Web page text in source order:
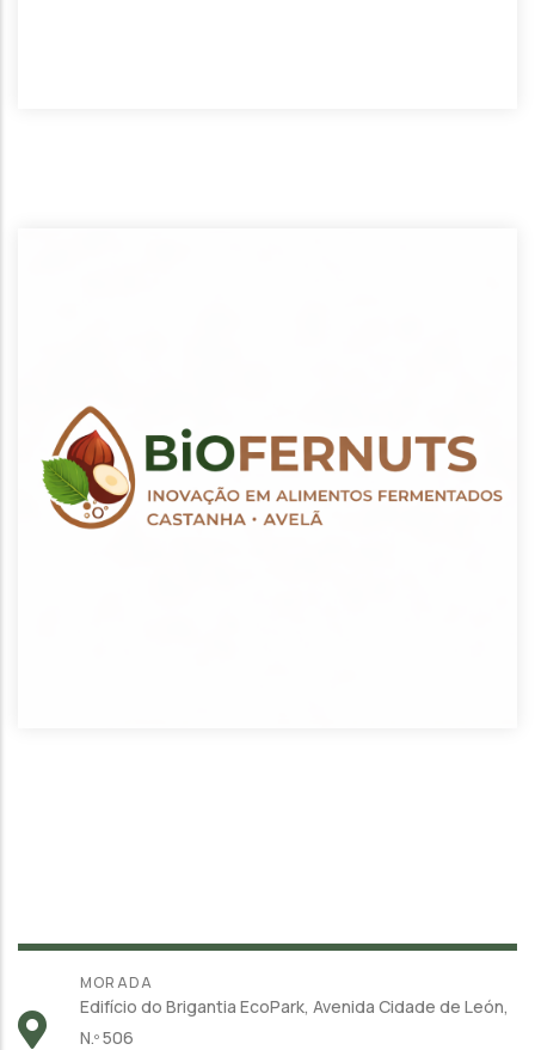
MORADA
Edifício do Brigantia EcoPark, Avenida Cidade de León,
N.º 506